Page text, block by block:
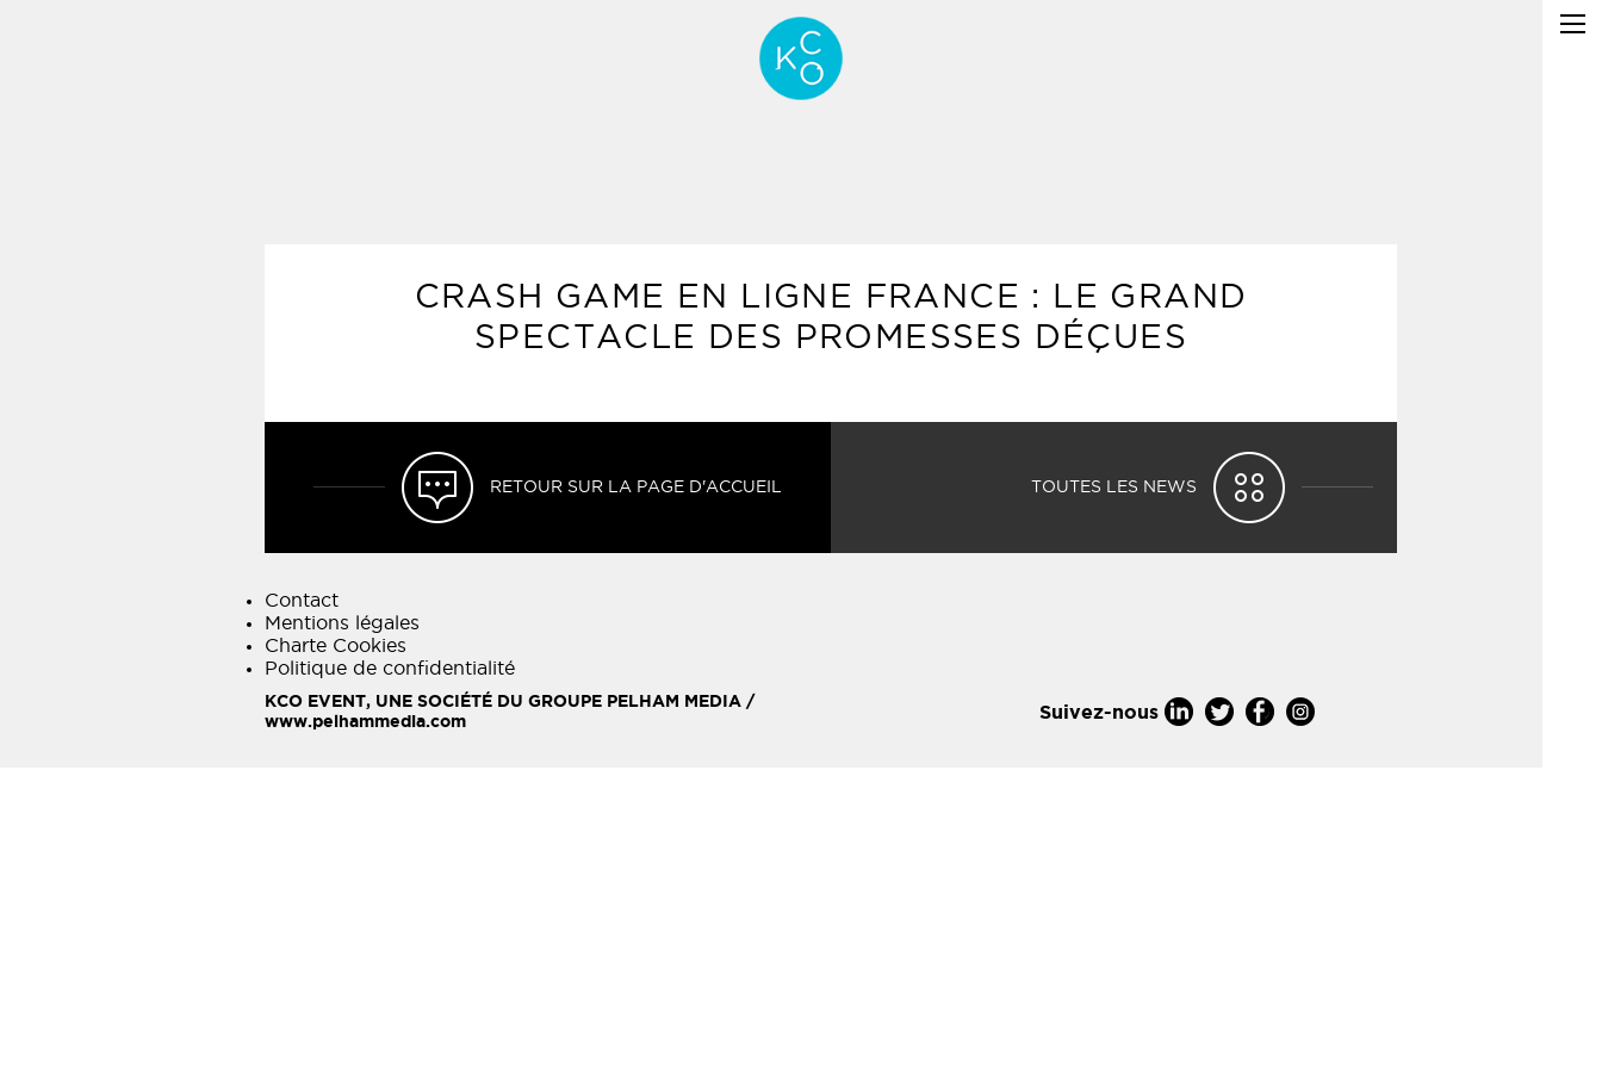
CRASH GAME EN LIGNE FRANCE : LE GRAND
SPECTACLE DES PROMESSES DÉÇUES
RETOUR SUR LA PAGE D'ACCUEIL TOUTES LES NEWS
Contact
Mentions légales
Charte Cookies
Politique de confidentialité
KCO EVENT, UNE SOCIÉTÉ DU GROUPE PELHAM MEDIA /
www.pelhammedia.com
Suivez-nous